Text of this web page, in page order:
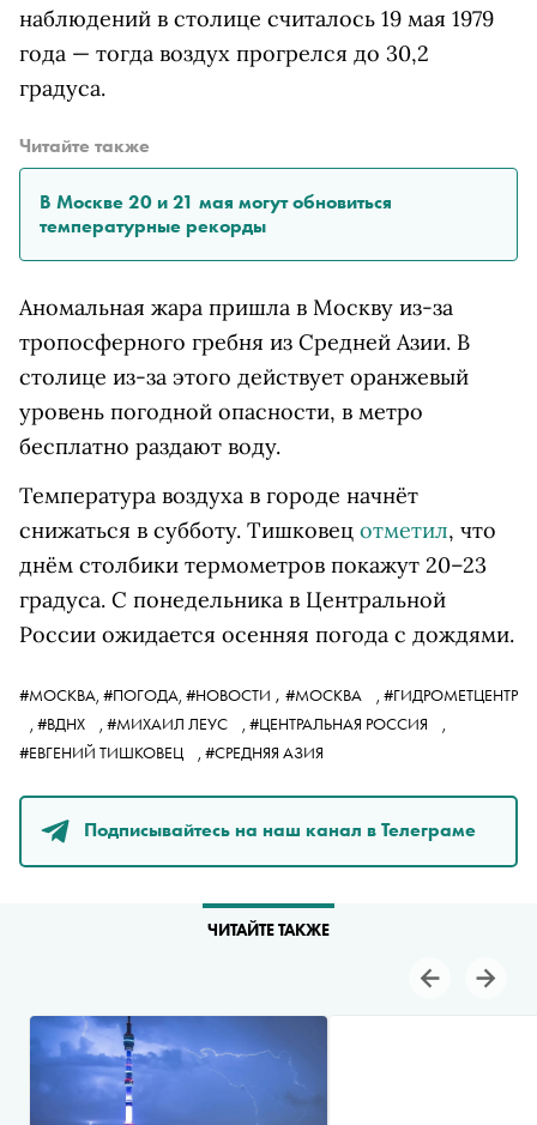
наблюдений в столице считалось 19 мая 1979
года — тогда воздух прогрелся до 30,2
градуса.
Читайте также
В Москве 20 и 21 мая могут обновиться
температурные рекорды
Аномальная жара пришла в Москву из-за
тропосферного гребня из Средней Азии. В
столице из-за этого действует оранжевый
уровень погодной опасности, в метро
бесплатно раздают воду.
Температура воздуха в городе начнёт
снижаться в субботу. Тишковец отметил, что
днём столбики термометров покажут 20–23
градуса. С понедельника в Центральной
России ожидается осенняя погода с дождями.
#МОСКВА, #ПОГОДА, #НОВОСТИ , #МОСКВА , #ГИДРОМЕТЦЕНТР
, #ВДНХ , #МИХАИЛ ЛЕУС , #ЦЕНТРАЛЬНАЯ РОССИЯ
,
#ЕВГЕНИЙ ТИШКОВЕЦ
, #СРЕДНЯЯ АЗИЯ
Подписывайтесь на наш канал в Телеграме
ЧИТАЙТЕ ТАКЖЕ